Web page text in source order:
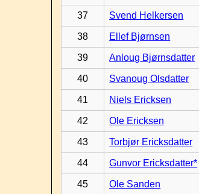
37 Svend Helkersen
38 Ellef Bjørnsen
39 Anloug Bjørnsdatter
40 Svanoug Olsdatter
41 Niels Ericksen
42 Ole Ericksen
43 Torbjør Ericksdatter
44 Gunvor Ericksdatter*
45 Ole Sanden